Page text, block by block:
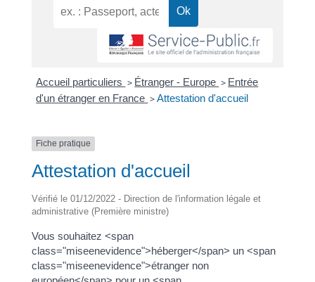
Accueil particuliers > Étranger - Europe > Entrée
d'un étranger en France >Attestation d'accueil
Fiche pratique
Attestation d'accueil
Vérifié le 01/12/2022 - Direction de l'information légale et
administrative (Première ministre)
Vous souhaitez <span
class="miseenevidence">héberger</span> un <span
class="miseenevidence">étranger non